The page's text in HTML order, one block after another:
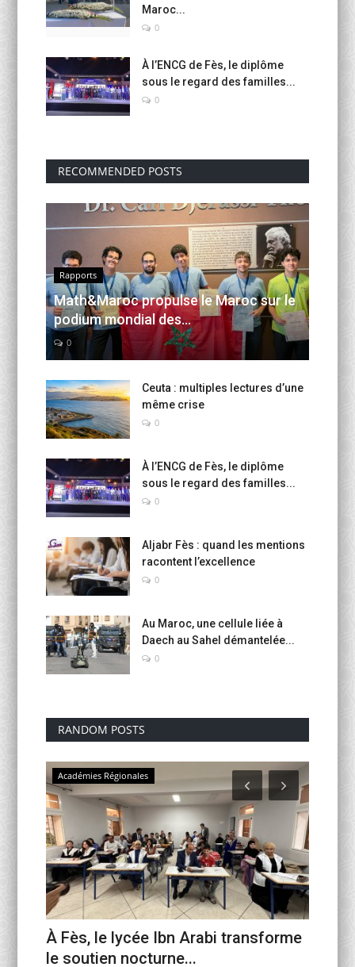
Maroc...
0
À l’ENCG de Fès, le diplôme
sous le regard des familles...
0
RECOMMENDED POSTS
Rapports
Math&Maroc propulse le Maroc sur le
podium mondial des...
0
Ceuta : multiples lectures d’une
même crise
0
À l’ENCG de Fès, le diplôme
sous le regard des familles...
0
Aljabr Fès : quand les mentions
racontent l’excellence
0
Au Maroc, une cellule liée à
Daech au Sahel démantelée...
0
RANDOM POSTS
Académies Régionales
À Fès, le lycée Ibn Arabi transforme
le soutien nocturne...